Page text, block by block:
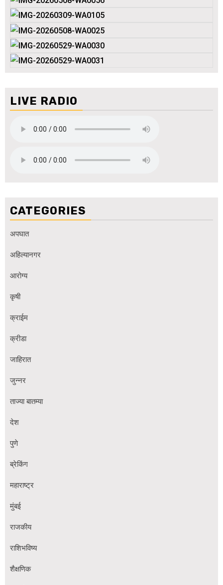
LIVE RADIO
CATEGORIES
अपघात
अहिल्यानगर
आरोग्य
कृषी
क्राईम
क्रीडा
जाहिरात
जुन्नर
ताज्या बातम्या
देश
पुणे
ब्रेकिंग
महाराष्ट्र
मुंबई
राजकीय
राशिभविष्य
शैक्षणिक